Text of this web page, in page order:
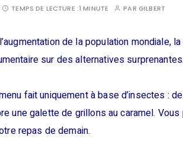
TEMPS DE LECTURE :1 MINUTE PAR GILBERT
de la population mondiale,
sur des alternatives
fait uniquement à base d’insectes :
une galette de grillons au caramel.
repas de demain.